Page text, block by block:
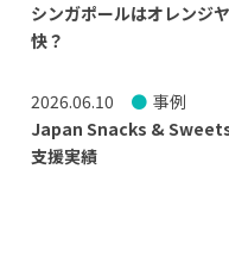
シンガポールはオレンジ
快？
2026.06.10
事例
Japan Snacks &
支援実績